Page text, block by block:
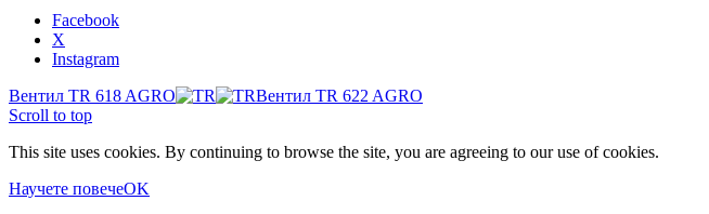
Facebook
X
Instagram
Вентил TR 618 AGRO
Вентил TR 622 AGRO
Scroll to top
This site uses cookies. By continuing to browse the site, you are agreeing to our use of cookies.
Научете повечеOK